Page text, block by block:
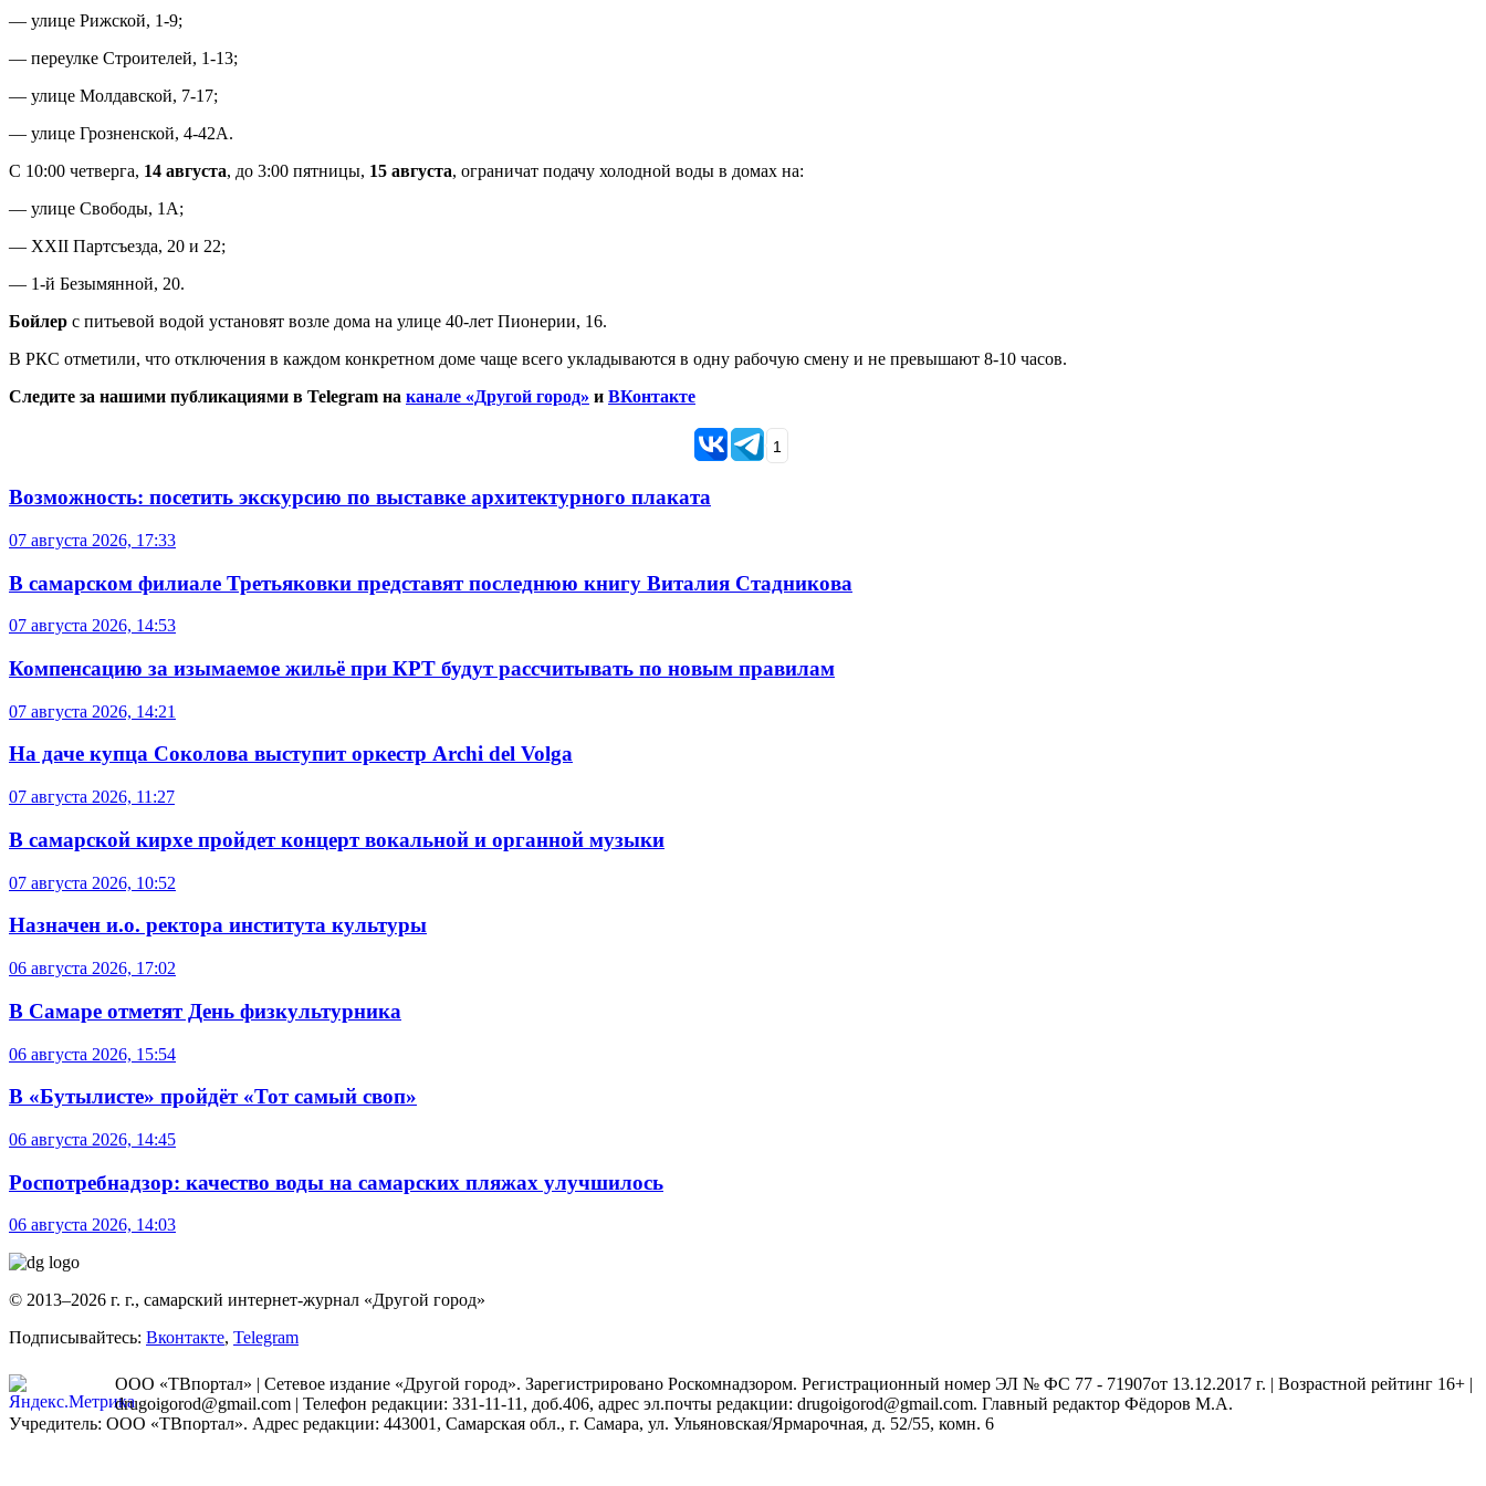
— улице Рижской, 1-9;
— переулке Строителей, 1-13;
— улице Молдавской, 7-17;
— улице Грозненской, 4-42А.
С 10:00 четверга, 14 августа, до 3:00 пятницы, 15 августа, ограничат подачу холодной воды в домах на:
— улице Свободы, 1А;
— XXII Партсъезда, 20 и 22;
— 1-й Безымянной, 20.
Бойлер с питьевой водой установят возле дома на улице 40-лет Пионерии, 16.
В РКС отметили, что отключения в каждом конкретном доме чаще всего укладываются в одну рабочую смену и не превышают 8-10 часов.
Следите за нашими публикациями в Telegram на канале «Другой город» и ВКонтакте
1
Возможность: посетить экскурсию по выставке архитектурного плаката
07 августа 2026, 17:33
В самарском филиале Третьяковки представят последнюю книгу Виталия Стадникова
07 августа 2026, 14:53
Компенсацию за изымаемое жильё при КРТ будут рассчитывать по новым правилам
07 августа 2026, 14:21
На даче купца Соколова выступит оркестр Archi del Volga
07 августа 2026, 11:27
В самарской кирхе пройдет концерт вокальной и органной музыки
07 августа 2026, 10:52
Назначен и.о. ректора института культуры
06 августа 2026, 17:02
В Самаре отметят День физкультурника
06 августа 2026, 15:54
В «Бутылисте» пройдёт «Тот самый своп»
06 августа 2026, 14:45
Роспотребнадзор: качество воды на самарских пляжах улучшилось
06 августа 2026, 14:03
© 2013–2026 г. г., самарский интернет-журнал «Другой город»
Подписывайтесь: Вконтакте, Telegram
ООО «ТВпортал» | Сетевое издание «Другой город». Зарегистрировано Роскомнадзором. Регистрационный номер ЭЛ № ФС 77 - 71907от 13.12.2017 г. | Возрастной рейтинг 16+ |
drugoigorod@gmail.com | Телефон редакции: 331-11-11, доб.406, адрес эл.почты редакции: drugoigorod@gmail.com. Главный редактор Фёдоров М.А.
Учредитель: ООО «ТВпортал». Адрес редакции: 443001, Самарская обл., г. Самара, ул. Ульяновская/Ярмарочная, д. 52/55, комн. 6